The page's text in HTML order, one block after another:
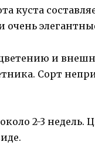
куста
очень
и
Сорт
2-3 недель.